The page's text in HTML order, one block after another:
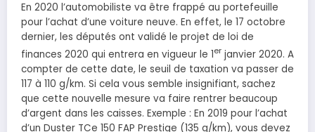
En 2020 l’automobiliste va être frappé au portefeuille
pour l’achat d’une voiture neuve. En effet, le 17 octobre
dernier, les députés ont validé le projet de loi de
finances 2020 qui entrera en vigueur le 1er janvier 2020. A
compter de cette date, le seuil de taxation va passer de
117 à 110 g/km. Si cela vous semble insignifiant, sachez
que cette nouvelle mesure va faire rentrer beaucoup
d’argent dans les caisses. Exemple : En 2019 pour l’achat
d’un Duster TCe 150 FAP Prestige (135 g/km), vous devez